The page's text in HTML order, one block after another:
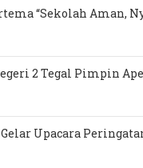
“Sekolah Aman,
2 Tegal Pimpin
Gelar Upacara